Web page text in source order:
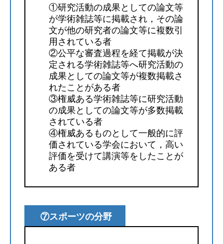
①研究活動の成果としての論文等
が学術雑誌等に掲載され，その論
文が他の研究者の論文等に複数引
用されている者
②公平な審査過程を経て掲載が決
定される学術雑誌等へ研究活動の
成果としての論文等が複数掲載さ
れたことがある者
③権威ある学術雑誌等に研究活動
の成果としての論文等が多数掲載
されている者
④権威あるものとして一般的に評
価されている学会において，高い
評価を受けて講演等をしたことが
ある者
⑦スポーツの分野